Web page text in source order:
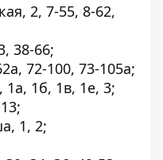
2, 7-55, 8-62,
38-66;
72-100, 73-105а;
1б, 1в, 1е, 3;
1, 2;